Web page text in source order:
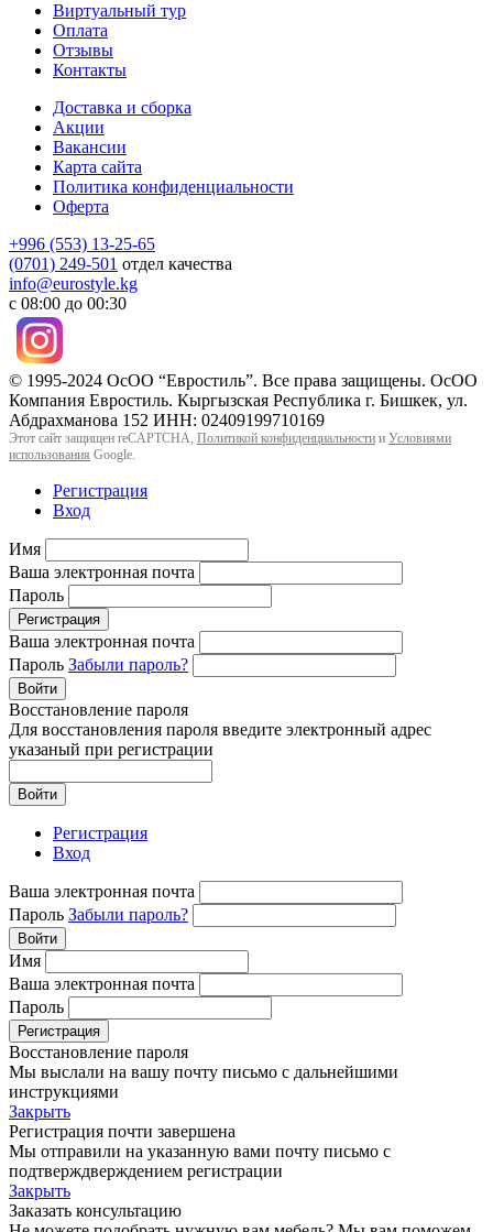
Виртуальный тур
Оплата
Отзывы
Контакты
Доставка и сборка
Акции
Вакансии
Карта сайта
Политика конфиденциальности
Оферта
+996 (553) 13-25-65
(0701) 249-501 отдел качества
info@eurostyle.kg
с 08:00 до 00:30
© 1995-2024 ОсОО “Евростиль”. Все права защищены. ОсОО
Компания Евростиль. Кыргызская Республика г. Бишкек, ул.
Абдрахманова 152 ИНН: 02409199710169
Этот сайт защищен reCAPTCHA, Политикой конфиденциальности и Условиями
использования Google.
Регистрация
Вход
Имя
Ваша электронная почта
Пароль
Регистрация
Ваша электронная почта
Пароль Забыли пароль?
Войти
Восстановление пароля
Для восстановления пароля введите электронный адрес
указаный при регистрации
Войти
Регистрация
Вход
Ваша электронная почта
Пароль Забыли пароль?
Войти
Имя
Ваша электронная почта
Пароль
Регистрация
Восстановление пароля
Мы выслали на вашу почту письмо с дальнейшими
инструкциями
Закрыть
Регистрация почти завершена
Мы отправили на указанную вами почту письмо с
подтверждверждением регистрации
Закрыть
Заказать консультацию